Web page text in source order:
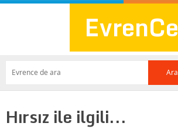
EvrenCe
Hırsız ile ilgili...